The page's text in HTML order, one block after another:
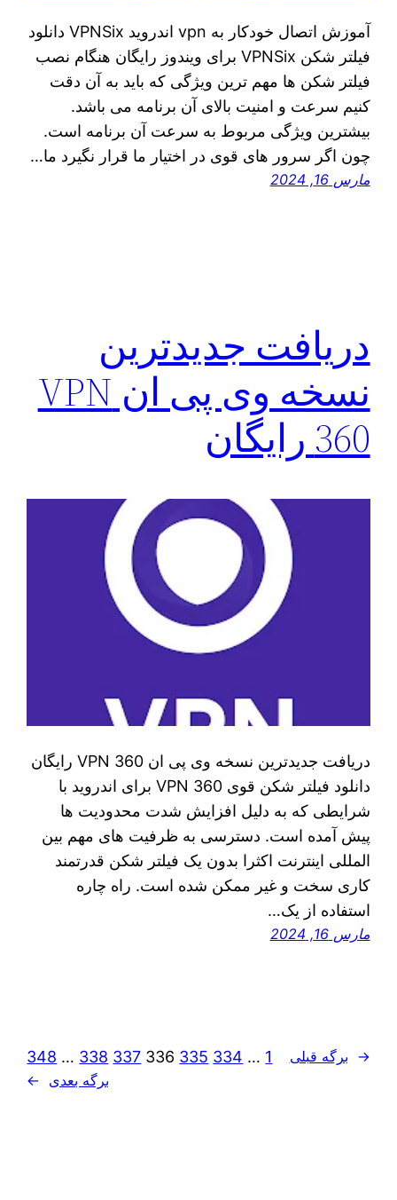
آموزش اتصال خودکار به ‌vpn اندروید VPNSix دانلود
فیلتر شکن VPNSix برای ویندوز رایگان هنگام نصب
فیلتر شکن‌ ها مهم ترین ویژگی که باید به آن دقت
کنیم سرعت و امنیت بالای آن برنامه می‌ باشد.
بیشترین ویژگی مربوط به سرعت آن برنامه است.
چون اگر سرور های قوی در اختیار ما قرار نگیرد ما…
مارس 16, 2024
دریافت جدیدترین
نسخه وی پی ان VPN
360 رایگان
دریافت جدیدترین نسخه وی پی ان VPN 360 رایگان
دانلود فیلتر شکن قوی VPN 360 برای اندروید با
شرایطی که به دلیل افزایش شدت محدودیت ها
پیش آمده است. دسترسی به ظرفیت های مهم بین
المللی اینترنت اکثرا بدون یک فیلتر شکن قدرتمند
کاری سخت و غیر ممکن شده است. راه چاره
استفاده از یک…
مارس 16, 2024
← برگه قبلی 1
…
334
335
336
337
338
…
348
برگه بعدی →